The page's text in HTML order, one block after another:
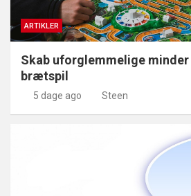
ARTIKLER
Skab uforglemmelige
brætspil
5 dage ago Steen